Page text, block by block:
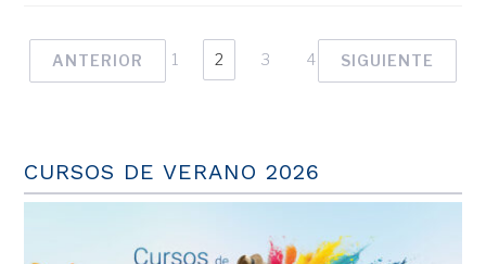
ANTERIOR 1 2 3 4 SIGUIENTE
CURSOS DE VERANO 2026